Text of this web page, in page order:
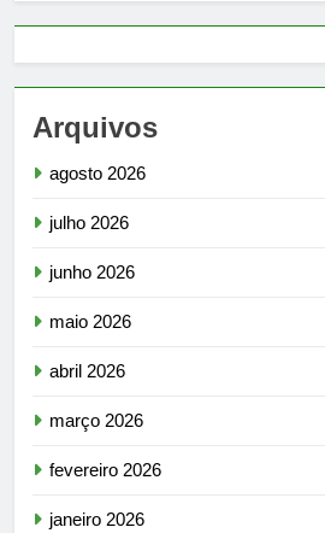
Arquivos
agosto 2026
julho 2026
junho 2026
maio 2026
abril 2026
março 2026
fevereiro 2026
janeiro 2026